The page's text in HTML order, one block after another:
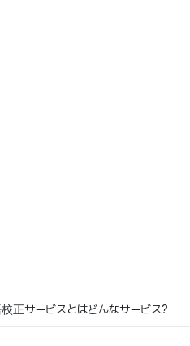
正サービスとはどんなサービス?